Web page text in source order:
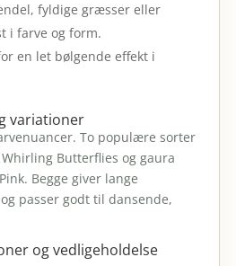
fyldige græsser eller
i farve og form.
en let bølgende effekt i
variationer
To populære sorter
Butterflies og gaura
Begge giver lange
passer godt til dansende,
og vedligeholdelse